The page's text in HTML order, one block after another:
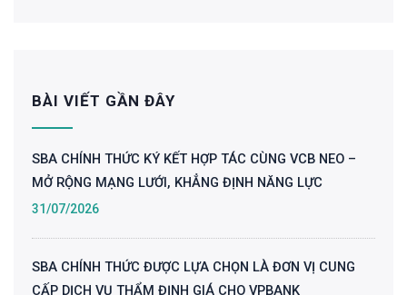
BÀI VIẾT GẦN ĐÂY
SBA CHÍNH THỨC KÝ KẾT HỢP TÁC CÙNG VCB NEO –
MỞ RỘNG MẠNG LƯỚI, KHẲNG ĐỊNH NĂNG LỰC
31/07/2026
SBA CHÍNH THỨC ĐƯỢC LỰA CHỌN LÀ ĐƠN VỊ CUNG
CẤP DỊCH VỤ THẨM ĐỊNH GIÁ CHO VPBANK